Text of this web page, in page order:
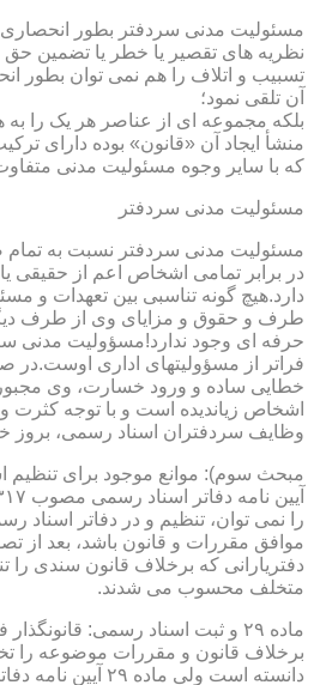
مسئولیت مدنی سردفتر بطور انحصاری
نظریه های تقصیر یا خطر یا تضمین حق
تسبیب و اتلاف را هم نمی توان بطور
آن تلقی نمود؛
بلکه مجموعه ای از عناصر هر یک را
منشأ ایجاد آن «قانون» بوده دارای
که با سایر وجوه مسئولیت مدنی
مسئولیت مدنی سردفتر
مسئولیت مدنی سردفتر نسبت به
در برابر تمامی اشخاص اعم از
دارد.هیچ گونه تناسبی بین تعهدات و
طرف و حقوق و مزایای وی از طرف
حرفه ای وجود ندارد!مسؤولیت مدنی
فراتر از مسؤولیتهای اداری اوست.در
خطایی ساده و ورود خسارت، وی
اشخاص زیاندیده است و با توجه کثرت
وظایف سردفتران اسناد رسمی، بروز
را نمی توان، تنظیم و در دفاتر اسناد
موافق مقررات و قانون باشد، بعد از
دفتریارانی که برخلاف قانون سندی را
متخلف محسوب می شدند.
ماده ۲۹ و ثبت اسناد رسمی:
برخلاف قانون و مقررات موضوعه را
دانسته است ولی